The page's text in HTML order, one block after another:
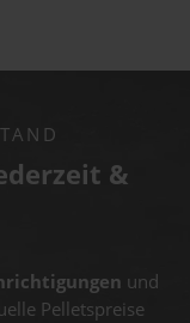
&
und
Pelletspreise